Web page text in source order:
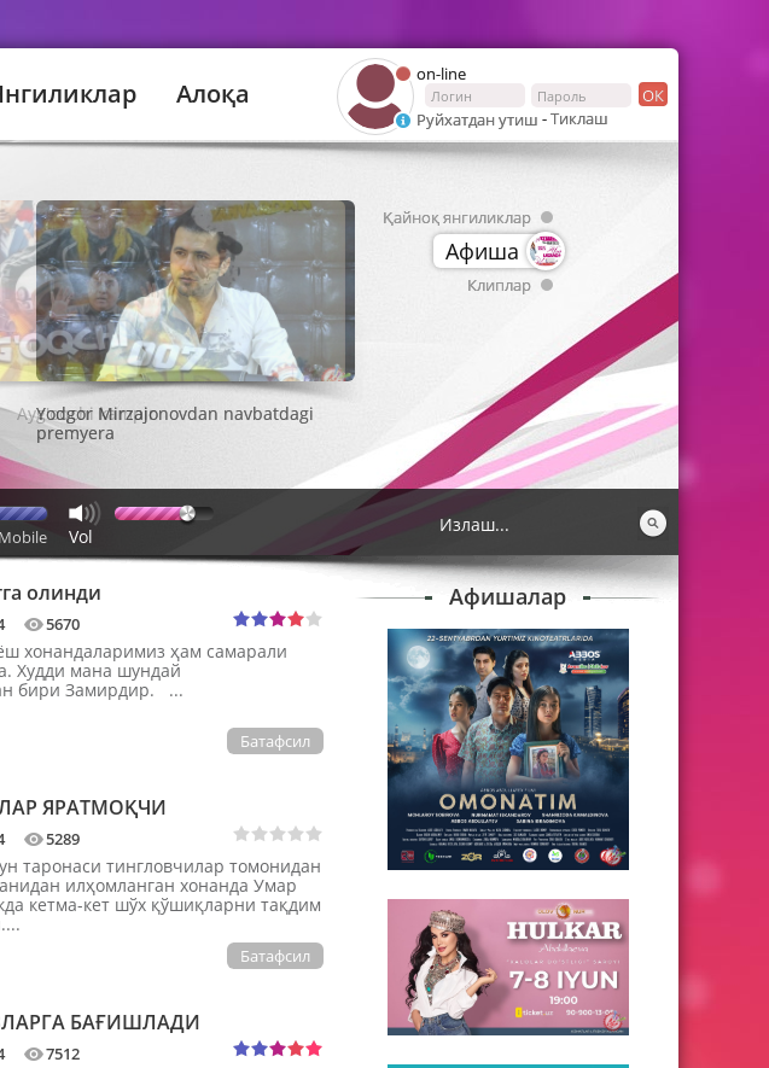
on-line
ОК
Руйхатдан утиш -Тиклаш
Алоқа
Ayg'oqchi kampir
Қайноқ янгиликлар
Афиша
Клиплар
Mobile Vol
олинди
5670
хонандаларимиз ҳам самарали
Худди мана шундай
бири Замирдир. ...
Батафсил
ЯРАТМОҚЧИ
5289
таронаси тингловчилар томонидан
илҳомланган хонанда Умар
кетма-кет шўх қўшиқларни тақдим
Батафсил
БАҒИШЛАДИ
7512
Афишалар